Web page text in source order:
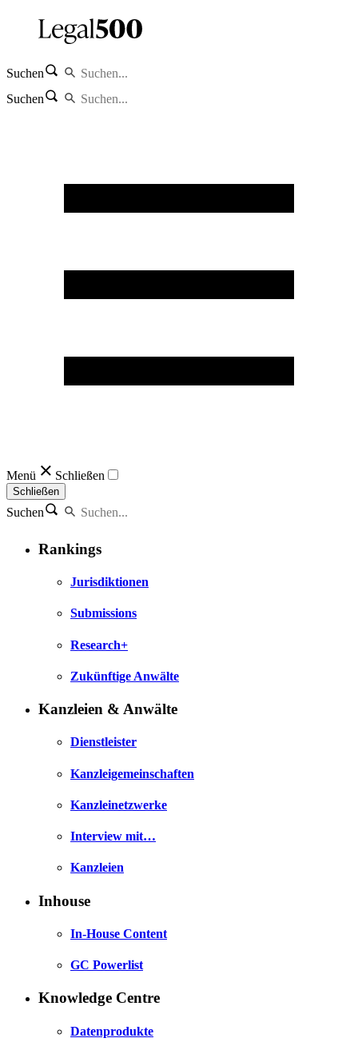
Suchen
Suchen
Menü Schließen
Schließen
Suchen
Rankings
Jurisdiktionen
Submissions
Research+
Zukünftige Anwälte
Kanzleien & Anwälte
Dienstleister
Kanzleigemeinschaften
Kanzleinetzwerke
Interview mit…
Kanzleien
Inhouse
In-House Content
GC Powerlist
Knowledge Centre
Datenprodukte